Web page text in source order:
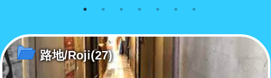
尾道町を歩けば猫に当たるわけ
島根県大森町にある群言堂、そ
路地/Roji(27)